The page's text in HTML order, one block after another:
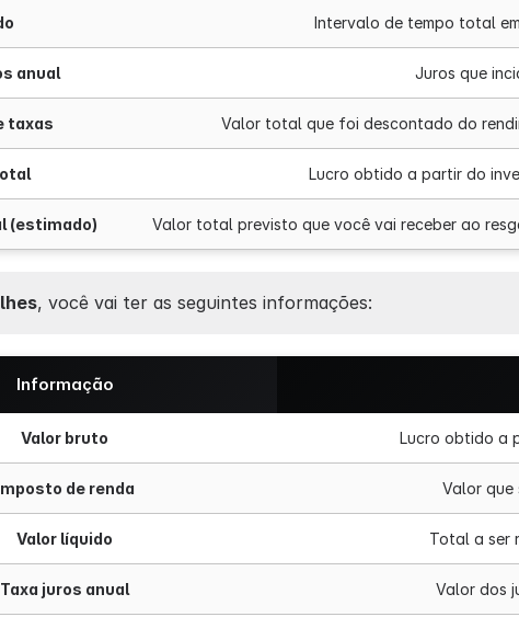
Intervalo de tempo total
anual Juros que
taxas Valor total que foi descontado do
Lucro obtido a partir do
(estimado) Valor total previsto que você vai receber ao
, você vai ter as seguintes informações:
Informação
Valor bruto Lucro obtido a
de renda Valor que
Valor líquido Total a ser
Taxa juros anual Valor dos